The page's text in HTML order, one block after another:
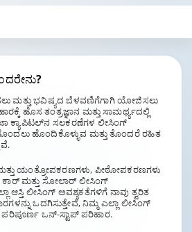
ಮತ್ತು ಭವಿಷ್ಯದ ಬೆಳವಣಿಗೆಗಾಗಿ ಯೋಜಿಸಲು
ಹೊಸ ತಂತ್ರಜ್ಞಾನ ಮತ್ತು ಸಾಮರ್ಥ್ಯದಲ್ಲಿ
ಕ್ಯಾಪಿಟಲ್‌ನ ಸಲಕರಣೆಗಳ ಲೀಸಿಂಗ್
ಹೊಂದಲು ಹೊಂದಿಕೊಳ್ಳುವ ಮತ್ತು ತೊಂದರೆ ರಹಿತ
ಯಂತ್ರೋಪಕರಣಗಳು, ಪೀಠೋಪಕರಣಗಳು
ಕಾರ್ ಮತ್ತು ಸೋಲಾರ್ ಲೀಸಿಂಗ್
ಆಸ್ತಿ ಲೀಸಿಂಗ್ ಅವಶ್ಯಕತೆಗಳಿಗೆ ನಾವು ತ್ವರಿತ
ಒದಗಿಸುತ್ತೇವೆ, ನಿಮ್ಮ ಎಲ್ಲಾ ಲೀಸಿಂಗ್
ಪರಿಪೂರ್ಣ ಒನ್-ಸ್ಟಾಪ್ ಪರಿಹಾರ.